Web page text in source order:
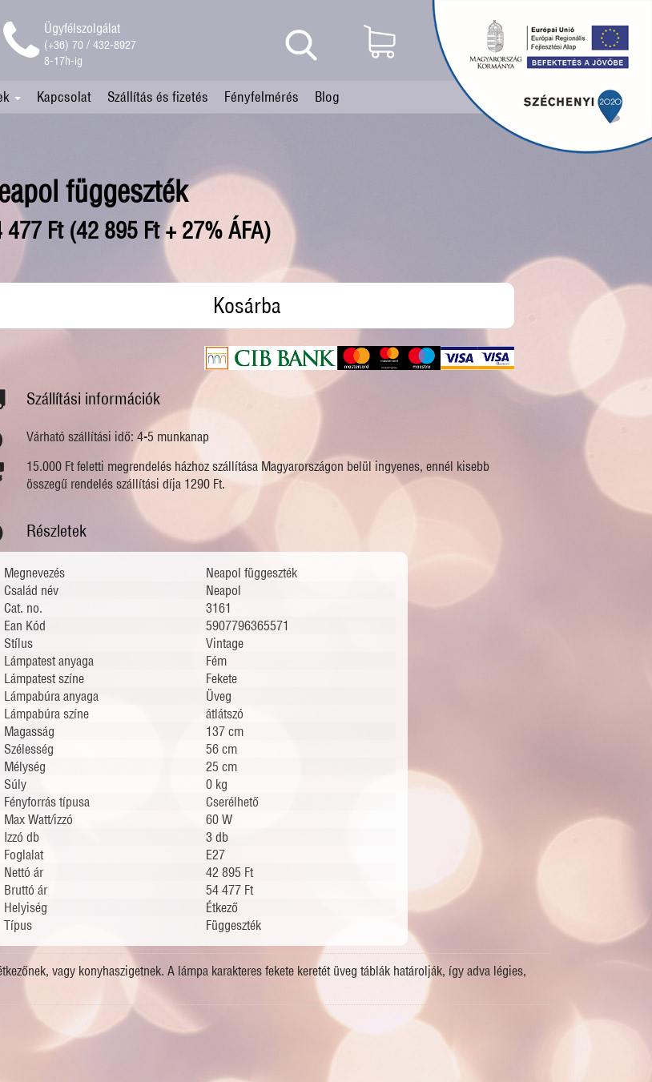
Ügyfélszolgálat
(+36) 70 / 432-8927
8-17h-ig
Kapcsolat Szállítás és fizetés Fényfelmérés Blog
függeszték
477 Ft (42 895 Ft + 27% ÁFA)
Szállítási információk
Várható szállítási idő: 4-5 munkanap
15.000 Ft feletti megrendelés házhoz szállítása Magyarországon belül ingyenes, ennél kisebb
összegű rendelés szállítási díja 1290 Ft.
Részletek
Megnevezés
Neapol függeszték
Család név
Neapol
Cat. no.
3161
Ean Kód
5907796365571
Stílus
Vintage
Lámpatest anyaga
Fém
Lámpatest színe
Fekete
Lámpabúra anyaga
Üveg
Lámpabúra színe
átlátszó
Magasság
137 cm
Szélesség
56 cm
Mélység
25 cm
Súly
0 kg
Fényforrás típusa
Cserélhető
Max Watt/izzó
60 W
Izzó db
3 db
Foglalat
E27
Nettó ár
42 895 Ft
Bruttó ár
54 477 Ft
Helyiség
Étkező
Típus
Függeszték
vagy konyhaszigetnek. A lámpa karakteres fekete keretét üveg táblák határolják, így adva légies,